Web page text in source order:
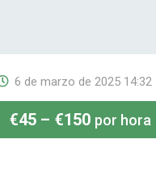
6 de marzo de 2025 14:32
€45 – €150 por hora